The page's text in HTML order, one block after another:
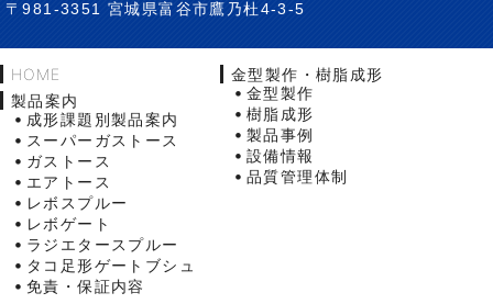
〒981-3351 宮城県富谷市鷹乃杜4-3-5
HOME
製品案内
成形課題別製品案内
スーパーガストース
ガストース
エアトース
レボスプルー
レボゲート
ラジエタースプルー
タコ足形ゲートブシュ
免責・保証内容
金型製作・樹脂成形
金型製作
樹脂成形
製品事例
設備情報
品質管理体制